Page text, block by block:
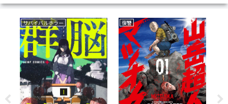
ボーイズラブ(BL) サスペンス